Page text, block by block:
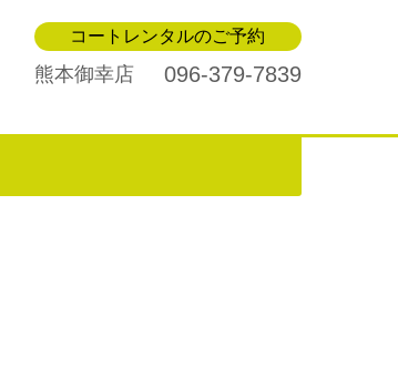
コートレンタルのご予約
熊本御幸店 096-379-7839